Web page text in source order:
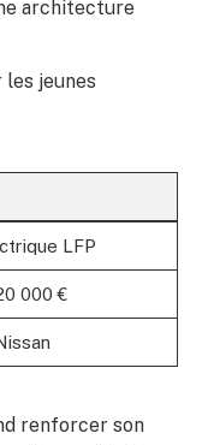
architecture
les jeunes
LFP
000 €
renforcer son